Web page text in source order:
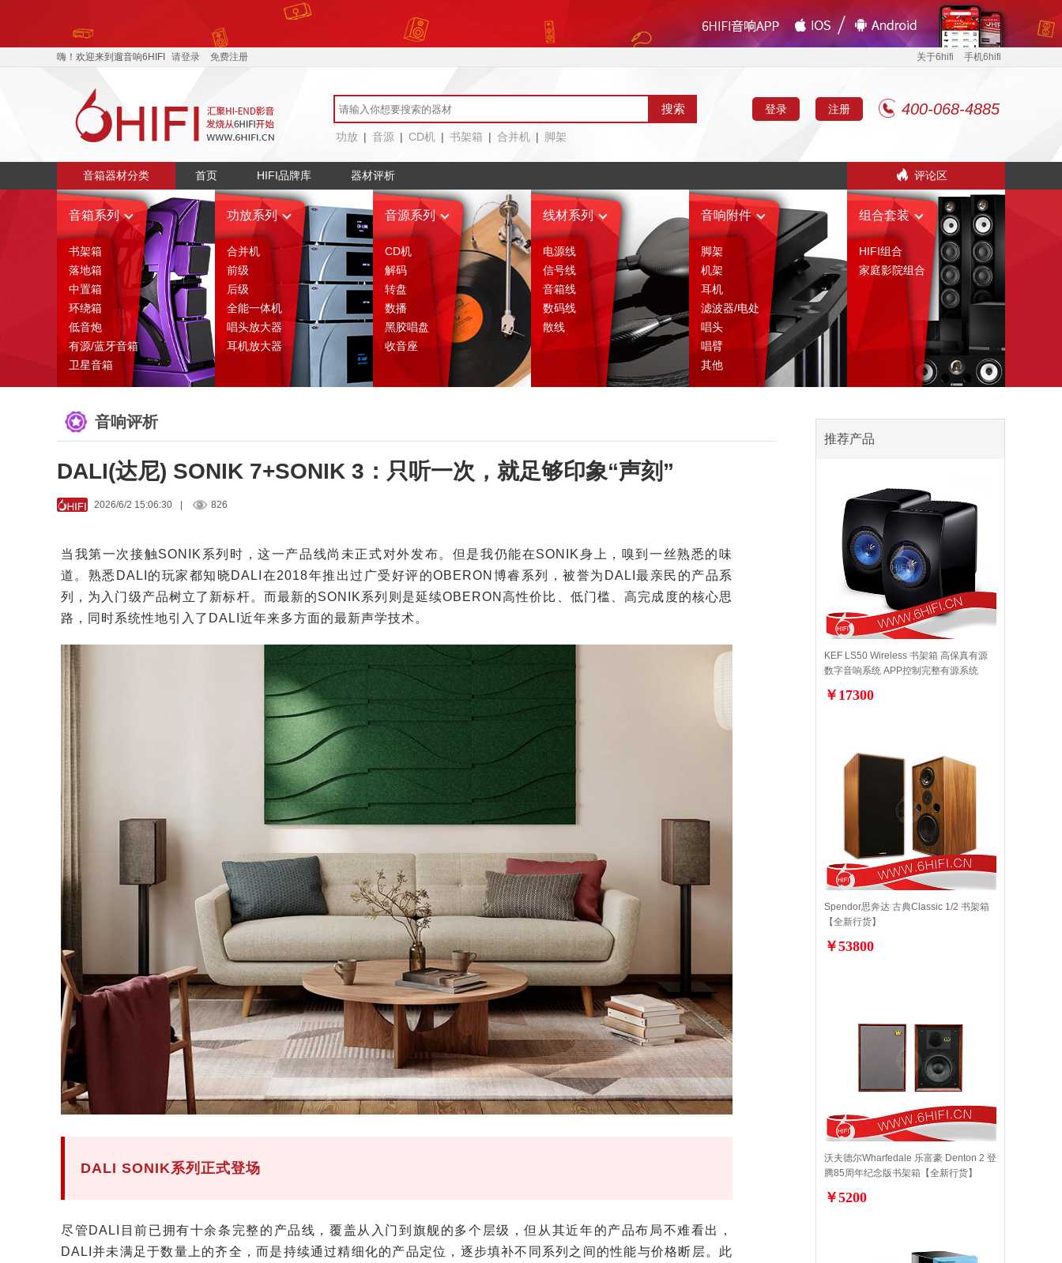
嗨！欢迎来到遛音响6HIFI 请登录 免费注册 关于6hifi 手机6hifi
功放 | 音源 | CD机 | 书架箱 | 合并机 | 脚架
登录 注册 400-068-4885
音箱器材分类 首页 HIFI品牌库 器材评析 评论区
音箱系列
书架箱
落地箱
中置箱
环绕箱
低音炮
有源/蓝牙音箱
卫星音箱
功放系列
合并机
前级
后级
全能一体机
唱头放大器
耳机放大器
音源系列
CD机
解码
转盘
数播
黑胶唱盘
收音座
线材系列
电源线
信号线
音箱线
数码线
散线
音响附件
脚架
机架
耳机
滤波器/电处
唱头
唱臂
其他
组合套装
HIFI组合
家庭影院组合
音响评析
DALI(达尼) SONIK 7+SONIK 3：只听一次，就足够印象“声刻”
2026/6/2 15:06:30 826
当我第一次接触SONIK系列时，这一产品线尚未正式对外发布。但是我仍能在SONIK身上，嗅到一丝熟悉的味
道。熟悉DALI的玩家都知晓DALI在2018年推出过广受好评的OBERON博睿系列，被誉为DALI最亲民的产品系
列，为入门级产品树立了新标杆。而最新的SONIK系列则是延续OBERON高性价比、低门槛、高完成度的核心思
路，同时系统性地引入了DALI近年来多方面的最新声学技术。
DALI SONIK系列正式登场
尽管DALI目前已拥有十余条完整的产品线，覆盖从入门到旗舰的多个层级，但从其近年的产品布局不难看出，
DALI并未满足于数量上的齐全，而是持续通过精细化的产品定位，逐步填补不同系列之间的性能与价格断层。此
推荐产品
KEF LS50 Wireless 书架箱 高保真有源
数字音响系统 APP控制完整有源系统
￥17300
Spendor思奔达 古典Classic 1/2 书架箱
【全新行货】
￥53800
沃夫德尔Wharfedale 乐富豪 Denton 2 登
腾85周年纪念版书架箱【全新行货】
￥5200